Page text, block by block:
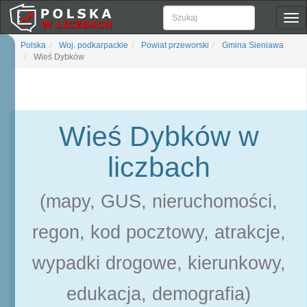
Polska Woj. podkarpackie Powiat przeworski
Gmina Sieniawa
Wieś Dybków
Wieś Dybków w
liczbach
(mapy, GUS, nieruchomości,
regon, kod pocztowy, atrakcje,
wypadki drogowe, kierunkowy,
edukacja, demografia)